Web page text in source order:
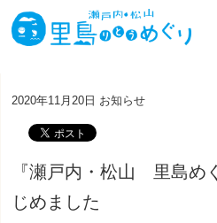
2020年11月20日 お知らせ
『瀬戸内・松山 里島め
じめました